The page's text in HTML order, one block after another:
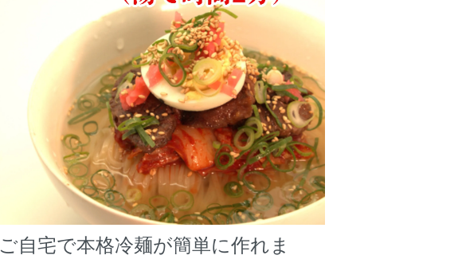
ご自宅で本格冷麺が簡単に作れま